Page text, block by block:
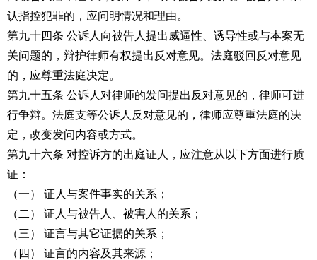
认指控犯罪的，应问明情况和理由。
第九十四条 公诉人向被告人提出威逼性、诱导性或与本案无
关问题的，辩护律师有权提出反对意见。法庭驳回反对意见
的，应尊重法庭决定。
第九十五条 公诉人对律师的发问提出反对意见的，律师可进
行争辩。法庭支等公诉人反对意见的，律师应尊重法庭的决
定，改变发问内容或方式。
第九十六条 对控诉方的出庭证人，应注意从以下方面进行质
证：
（一） 证人与案件事实的关系；
（二） 证人与被告人、被害人的关系；
（三） 证言与其它证据的关系；
（四） 证言的内容及其来源；